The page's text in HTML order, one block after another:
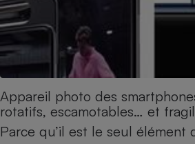
Appareil photo des
rotatifs, escamotables… et
Parce qu’il est le seul élément